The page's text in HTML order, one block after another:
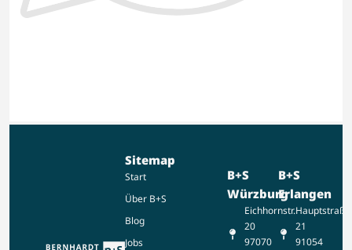
B+S
Erlangen
Hauptstraße
21
91054
B+S
Würzburg
Eichhornstr.
20
97070
Sitemap
Start
Über B+S
Blog
Jobs